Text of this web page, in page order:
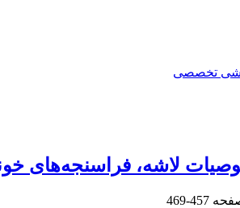
تخصصی
لاشه، فراسنجه‌های
457-469